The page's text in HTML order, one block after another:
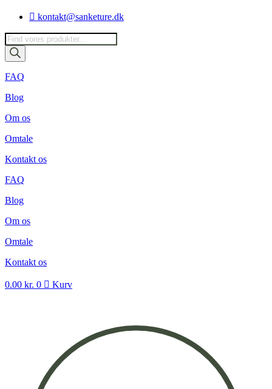
Videre
indhold
kontakt@sanketure.dk
Products
search
FAQ
Blog
Om os
Omtale
Kontakt os
FAQ
Blog
Om os
Omtale
Kontakt os
0.00 kr. 0 Kurv